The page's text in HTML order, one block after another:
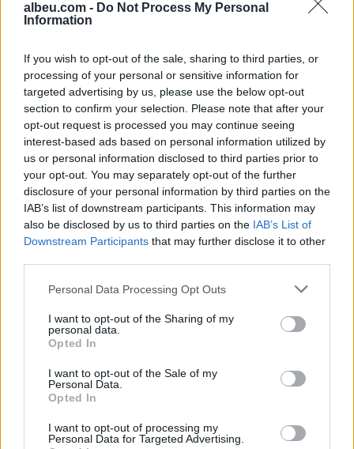
albeu.com - Do Not Process My Personal
Information
If you wish to opt-out of the sale, sharing to third parties, or
processing of your personal or sensitive information for
targeted advertising by us, please use the below opt-out
section to confirm your selection. Please note that after your
opt-out request is processed you may continue seeing
interest-based ads based on personal information utilized by
us or personal information disclosed to third parties prior to
your opt-out. You may separately opt-out of the further
disclosure of your personal information by third parties on the
IAB’s list of downstream participants. This information may
also be disclosed by us to third parties on the IAB’s List of
Downstream Participants that may further disclose it to other
Personal Data Processing Opt Outs
I want to opt-out of the Sharing of my
personal data.
Opted In
I want to opt-out of the Sale of my
Personal Data.
Opted In
I want to opt-out of processing my
Personal Data for Targeted Advertising.
transferimit te Liverpooli
Esim for Global
Esim for USA|Esim for Italy| Esim for Spain|Esim
for Turkey|Esim for Germany|Esim for Greece|